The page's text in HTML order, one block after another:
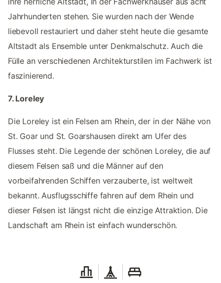
Jahrhunderten stehen. Sie wurden nach der Wende
liebevoll restauriert und daher steht heute die gesamte
Altstadt als Ensemble unter Denkmalschutz. Auch die
Fülle an verschiedenen Architekturstilen im Fachwerk ist
faszinierend.
7. Loreley
Die Loreley ist ein Felsen am Rhein, der in der Nähe von
St. Goar und St. Goarshausen direkt am Ufer des
Flusses steht. Die Legende der schönen Loreley, die auf
diesem Felsen saß und die Männer auf den
vorbeifahrenden Schiffen verzauberte, ist weltweit
bekannt. Ausflugsschiffe fahren auf dem Rhein und
dieser Felsen ist längst nicht die einzige Attraktion. Die
Landschaft am Rhein ist einfach wunderschön.